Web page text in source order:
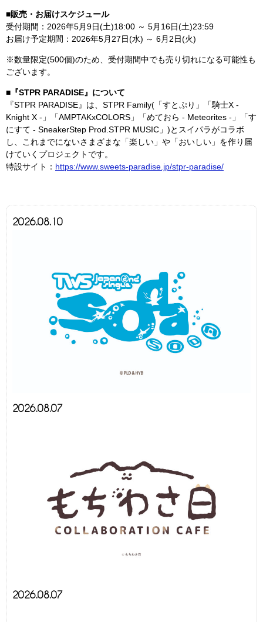
2026.08.10
2026.08.07
2026.08.07
■販売・お届けスケジュール
受付期間：2026年5月9日(土)18:00 ～ 5月16日(土)23:59
お届け予定期間：2026年5月27日(水) ～ 6月2日(火)
※数量限定(500個)のため、受付期間中でも売り切れになる可能性も
ございます。
■『STPR PARADISE』について
『STPR PARADISE』は、STPR Family(「すとぷり」「騎士X -
Knight X - 」「AMPTAKxCOLORS」「めておら - Meteorites - 」「す
にすて - SneakerStep Prod.STPR MUSIC」 )とスイパラがコラボ
し、これまでにないさまざまな「楽しい」や「おいしい」を作り届
けていくプロジェクトです。
特設サイト： https://www.sweets-paradise.jp/stpr-paradise/